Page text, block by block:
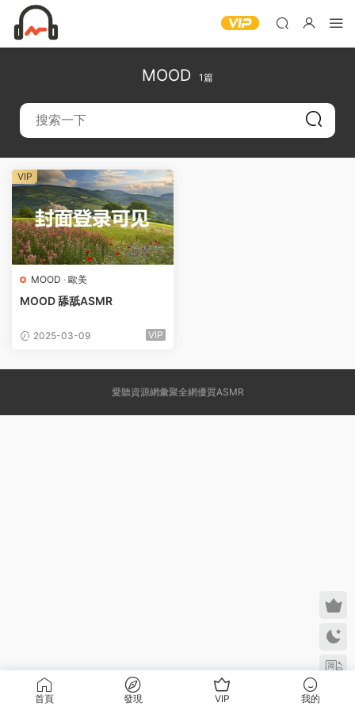
MOOD 1篇
MOOD · 歐美
MOOD 舔舐ASMR
2025-03-09 VIP
VIP
愛聽資源網彙聚全網優質ASMR
首頁 發現 VIP 我的